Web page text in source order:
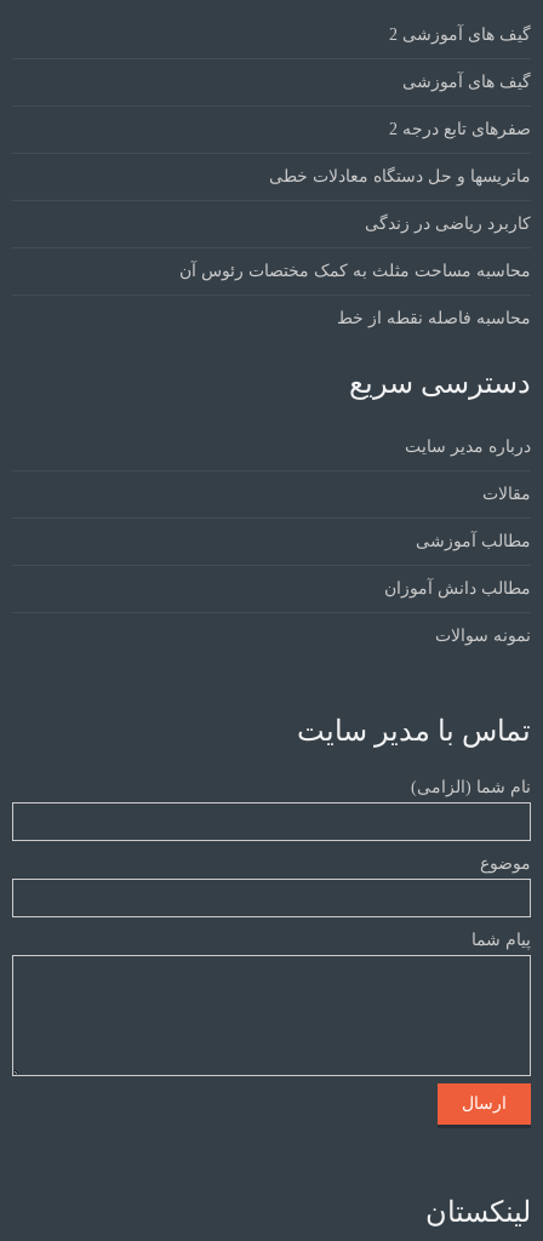
گیف های آموزشی 2
گیف های آموزشی
صفرهای تابع درجه 2
ماتریسها و حل دستگاه معادلات خطی
کاربرد ریاضی در زندگی
محاسبه مساحت مثلث به کمک مختصات رئوس آن
محاسبه فاصله نقطه از خط
دسترسی سریع
درباره مدیر سایت
مقالات
مطالب آموزشی
مطالب دانش آموزان
نمونه سوالات
تماس با مدیر سایت
نام شما (الزامی)
موضوع
پیام شما
لینکستان